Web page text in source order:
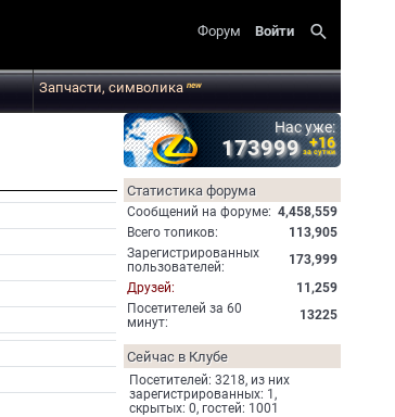
Форум Войти search
Запчасти, символикаnew
Нас уже:
173999 +16
за сутки
Статистика форума
Cообщений на форуме: 4,458,559
Всего топиков:
113,905
Зарегистрированных
пользователей:
173,999
Друзей:
11,259
Посетителей за 60
минут:
13225
Сейчас в Клубе
Посетителей: 3218, из них
зарегистрированных: 1,
скрытых: 0, гостей: 1001